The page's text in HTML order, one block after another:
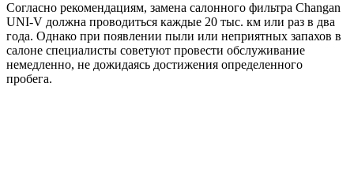
Согласно рекомендациям, замена салонного фильтра Changan
UNI-V должна проводиться каждые 20 тыс. км или раз в два
года. Однако при появлении пыли или неприятных запахов в
салоне специалисты советуют провести обслуживание
немедленно, не дожидаясь достижения определенного
пробега.